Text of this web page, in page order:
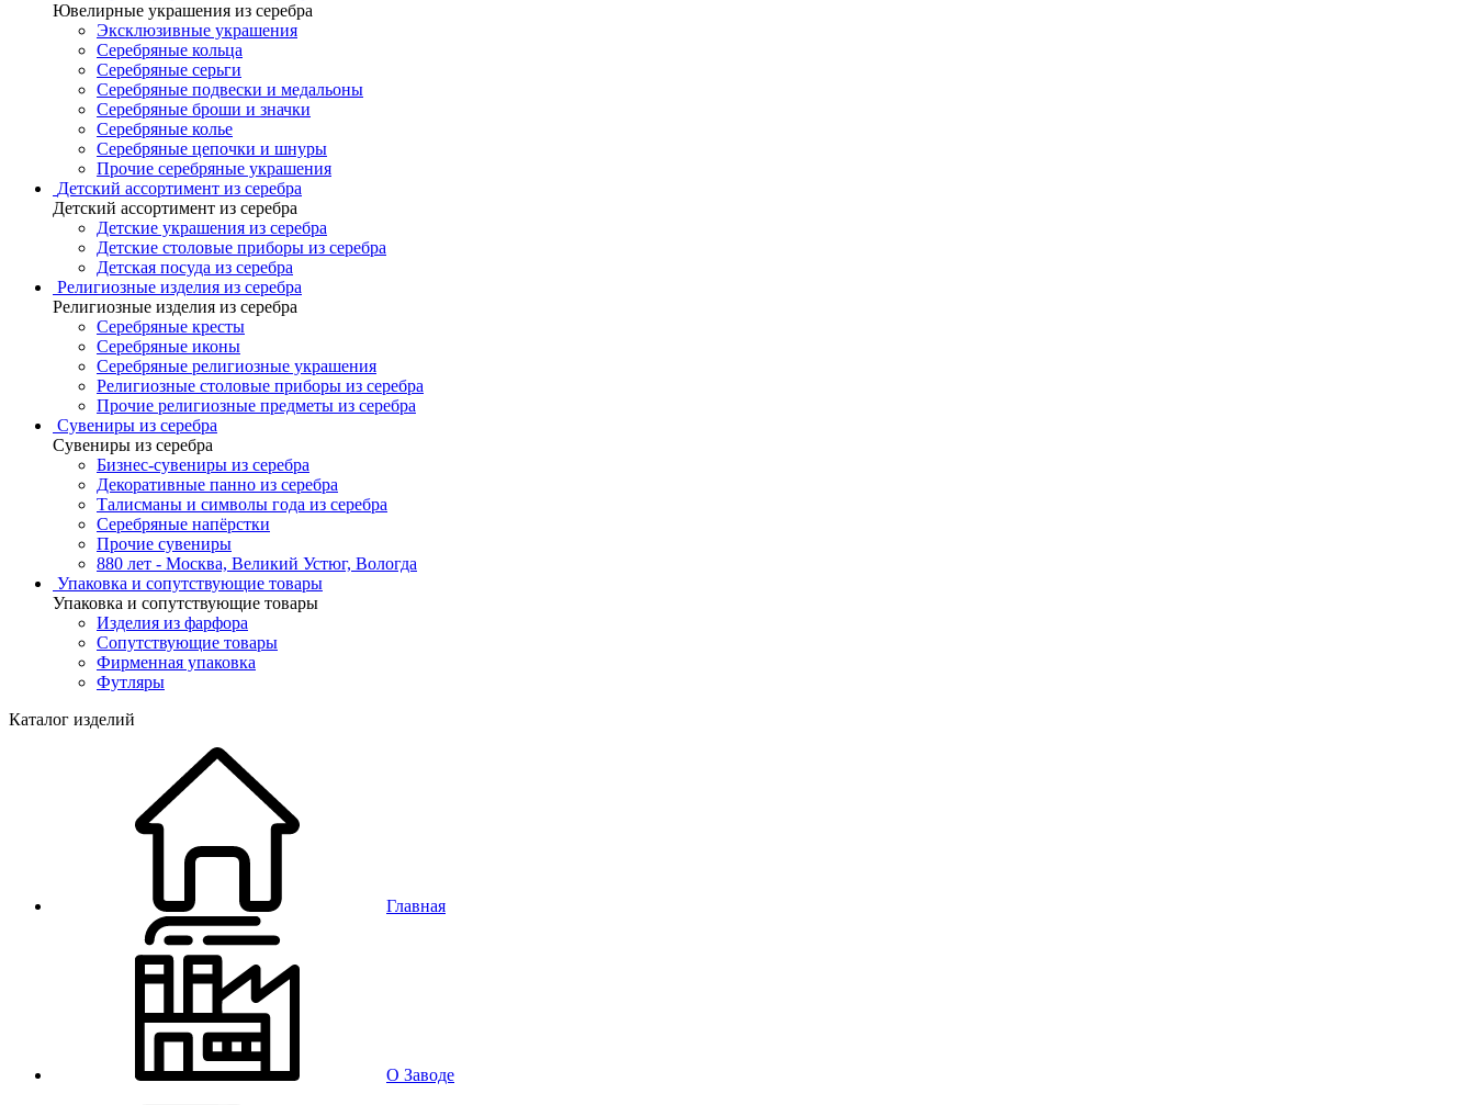
Ювелирные украшения из серебра
Эксклюзивные украшения
Серебряные кольца
Серебряные серьги
Серебряные подвески и медальоны
Серебряные броши и значки
Серебряные колье
Серебряные цепочки и шнуры
Прочие серебряные украшения
Детский ассортимент из серебра
Детский ассортимент из серебра
Детские украшения из серебра
Детские столовые приборы из серебра
Детская посуда из серебра
Религиозные изделия из серебра
Религиозные изделия из серебра
Серебряные кресты
Серебряные иконы
Серебряные религиозные украшения
Религиозные столовые приборы из серебра
Прочие религиозные предметы из серебра
Сувениры из серебра
Сувениры из серебра
Бизнес-сувениры из серебра
Декоративные панно из серебра
Талисманы и символы года из серебра
Серебряные напёрстки
Прочие сувениры
880 лет - Москва, Великий Устюг, Вологда
Упаковка и сопутствующие товары
Упаковка и сопутствующие товары
Изделия из фарфора
Сопутствующие товары
Фирменная упаковка
Футляры
Каталог изделий
Главная
О Заводе